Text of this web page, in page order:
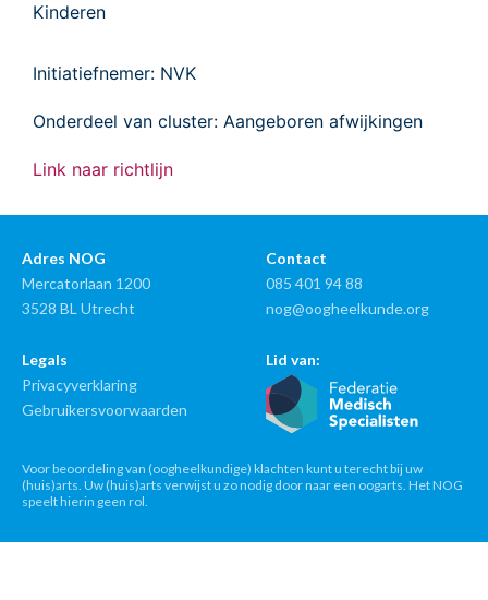
Kinderen
Initiatiefnemer: NVK
Onderdeel van cluster: Aangeboren afwijkingen
Link naar richtlijn
Adres NOG
Mercatorlaan 1200
3528 BL Utrecht
Contact
085 401 94 88
nog@oogheelkunde.org
Legals
Privacyverklaring
Gebruikersvoorwaarden
Lid van:
Voor beoordeling van (oogheelkundige) klachten kunt u terecht bij uw
(huis)arts. Uw (huis)arts verwijst u zo nodig door naar een oogarts. Het NOG
speelt hierin geen rol.